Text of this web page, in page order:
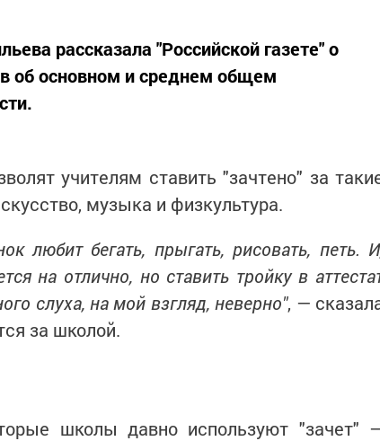
рассказала "Российской газете" о
об основном и среднем общем
учителям ставить "зачтено" за
музыка и физкультура.
любит бегать, прыгать, рисовать, петь.
на отлично, но ставить тройку в
слуха, на мой взгляд, неверно", —
за школой.
школы давно используют "зачет"